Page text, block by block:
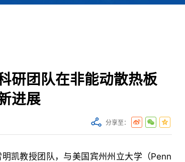
研团队在非能动散热板
进展
分享至：
凯教授团队，与美国宾州州立大学（Penn